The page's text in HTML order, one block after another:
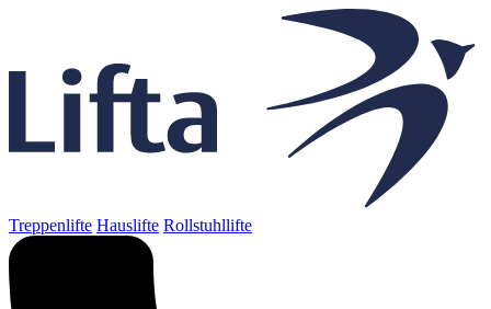
Treppenlifte Hauslifte Rollstuhllifte